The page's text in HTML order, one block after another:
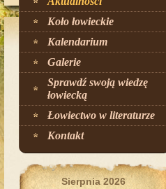
Koło łowieckie
Kalendarium
Galerie
Sprawdź swoją wiedzę
łowiecką
Łowiectwo w literaturze
Kontakt
Sierpnia 2026